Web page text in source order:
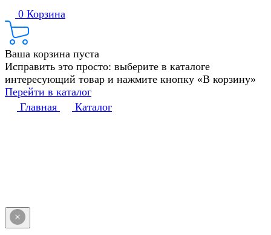
0 Корзина
Ваша корзина пуста
Исправить это просто: выберите в каталоге
интересующий товар и нажмите кнопку «В корзину»
Перейти в каталог
Главная
Каталог